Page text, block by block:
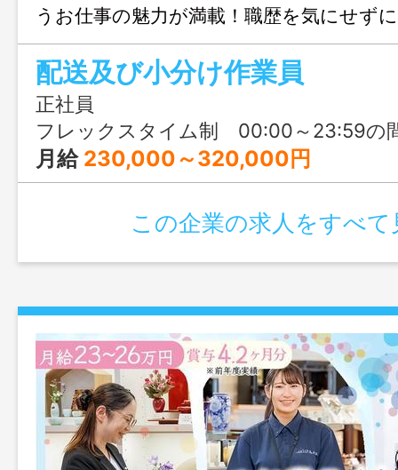
うお仕事の魅力が満載！職歴を気にせず
ね♪
配送及び小分け作業員
正社員
フレックスタイム制 00:00～23:59の間の8時間 ※フレキシブルタイムなし、コアタイムなし。始業就業時間は1日8時間、週40
月給 230,000～320,000円
この企業の求人をすべて